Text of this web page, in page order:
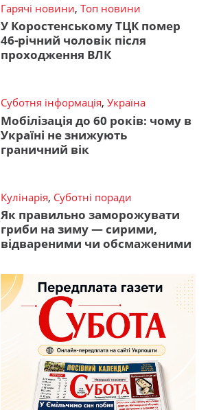
Гарячі новини, Топ новини
У Коростенському ТЦК помер
46-річний чоловік після
проходження ВЛК
Суботня інформація, Україна
Мобілізація до 60 років: чому в
Україні не знижують
граничний вік
Кулінарія, Суботні поради
Як правильно заморожувати
гриби на зиму — сирими,
відвареними чи обсмаженими